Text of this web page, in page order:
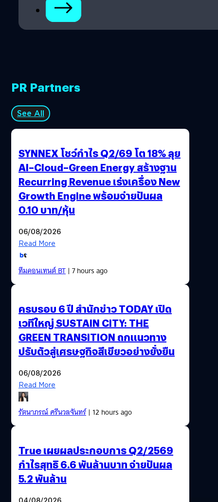
PR Partners
See All
SYNNEX โชว์กำไร Q2/69 โต 18% ลุย
AI–Cloud–Green Energy สร้างฐาน
Recurring Revenue เร่งเครื่อง New
Growth Engine พร้อมจ่ายปันผล
0.10 บาท/หุ้น
06/08/2026
Read More
ทีมคอนเทนต์ BT| 7 hours ago
ครบรอบ 6 ปี สำนักข่าว TODAY เปิด
เวทีใหญ่ SUSTAIN CITY: THE
GREEN TRANSITION ถกแนวทาง
ปรับตัวสู่เศรษฐกิจสีเขียวอย่างยั่งยืน
06/08/2026
Read More
รัตนาภรณ์ ศรีนวลจันทร์| 12 hours ago
True เผยผลประกอบการ Q2/2569
กำไรสุทธิ 6.6 พันล้านบาท จ่ายปันผล
5.2 พันล้าน
04/08/2026